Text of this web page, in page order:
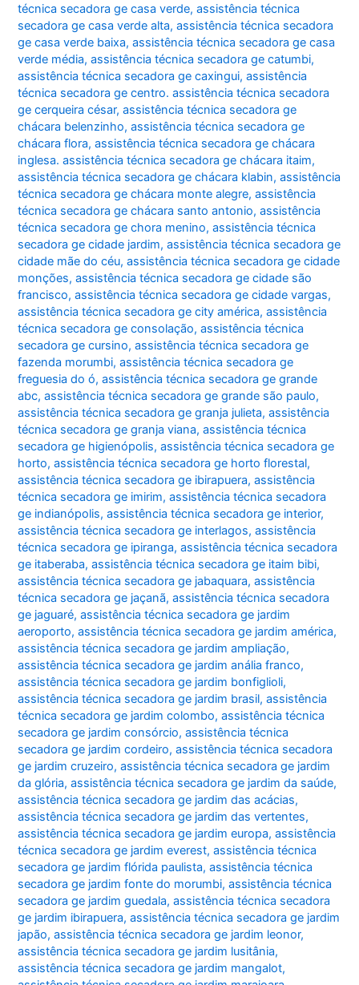
técnica secadora ge casa verde,assistência técnica
secadora ge casa verde alta,assistência técnica secadora
ge casa verde baixa,assistência técnica secadora ge casa
verde média,assistência técnica secadora ge catumbi,
assistência técnica secadora ge caxingui,assistência
técnica secadora ge centro. assistência técnica secadora
ge cerqueira césar,assistência técnica secadora ge
chácara belenzinho,assistência técnica secadora ge
chácara flora,assistência técnica secadora ge chácara
inglesa. assistência técnica secadora ge chácara itaim,
assistência técnica secadora ge chácara klabin,assistência
técnica secadora ge chácara monte alegre,assistência
técnica secadora ge chácara santo antonio,assistência
técnica secadora ge chora menino,assistência técnica
secadora ge cidade jardim,assistência técnica secadora ge
cidade mãe do céu,assistência técnica secadora ge cidade
monções,assistência técnica secadora ge cidade são
francisco,assistência técnica secadora ge cidade vargas,
assistência técnica secadora ge city américa,assistência
técnica secadora ge consolação,assistência técnica
secadora ge cursino,assistência técnica secadora ge
fazenda morumbi,assistência técnica secadora ge
freguesia do ó,assistência técnica secadora ge grande
abc,assistência técnica secadora ge grande são paulo,
assistência técnica secadora ge granja julieta,assistência
técnica secadora ge granja viana,assistência técnica
secadora ge higienópolis,assistência técnica secadora ge
horto,assistência técnica secadora ge horto florestal,
assistência técnica secadora ge ibirapuera,assistência
técnica secadora ge imirim,assistência técnica secadora
ge indianópolis,assistência técnica secadora ge interior,
assistência técnica secadora ge interlagos,assistência
técnica secadora ge ipiranga,assistência técnica secadora
ge itaberaba,assistência técnica secadora ge itaim bibi,
assistência técnica secadora ge jabaquara,assistência
técnica secadora ge jaçanã,assistência técnica secadora
ge jaguaré,assistência técnica secadora ge jardim
aeroporto,assistência técnica secadora ge jardim américa,
assistência técnica secadora ge jardim ampliação,
assistência técnica secadora ge jardim anália franco,
assistência técnica secadora ge jardim bonfiglioli,
assistência técnica secadora ge jardim brasil,assistência
técnica secadora ge jardim colombo,assistência técnica
secadora ge jardim consórcio,assistência técnica
secadora ge jardim cordeiro,assistência técnica secadora
ge jardim cruzeiro,assistência técnica secadora ge jardim
da glória,assistência técnica secadora ge jardim da saúde,
assistência técnica secadora ge jardim das acácias,
assistência técnica secadora ge jardim das vertentes,
assistência técnica secadora ge jardim europa,assistência
técnica secadora ge jardim everest,assistência técnica
secadora ge jardim flórida paulista,assistência técnica
secadora ge jardim fonte do morumbi,assistência técnica
secadora ge jardim guedala,assistência técnica secadora
ge jardim ibirapuera,assistência técnica secadora ge jardim
japão,assistência técnica secadora ge jardim leonor,
assistência técnica secadora ge jardim lusitânia,
assistência técnica secadora ge jardim mangalot,